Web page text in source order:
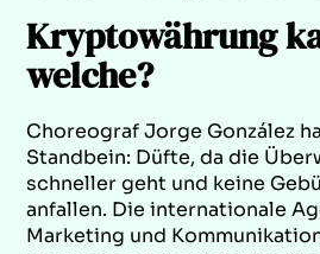
Kryptowährung
welche?
Choreograf Jorge González
Standbein: Düfte, da die
schneller geht und keine
anfallen. Die internationale
Marketing und